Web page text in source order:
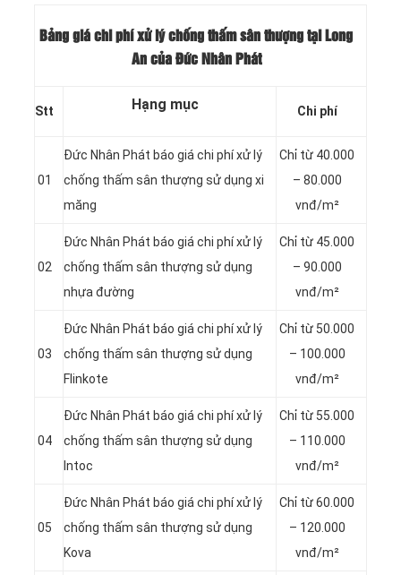
Bảng giá chi phí xử lý chống thấm sân thượng tại Long
An của Đức Nhân Phát
Stt Hạng mục Chi phí
01
Đức Nhân Phát báo giá chi phí xử lý
chống thấm sân thượng sử dụng xi
măng
Chỉ từ 40.000
– 80.000
vnđ/m²
02
Đức Nhân Phát báo giá chi phí xử lý
chống thấm sân thượng sử dụng
nhựa đường
Chỉ từ 45.000
– 90.000
vnđ/m²
03
Đức Nhân Phát báo giá chi phí xử lý
chống thấm sân thượng sử dụng
Flinkote
Chỉ từ 50.000
– 100.000
vnđ/m²
04
Đức Nhân Phát báo giá chi phí xử lý
chống thấm sân thượng sử dụng
Intoc
Chỉ từ 55.000
– 110.000
vnđ/m²
05
Đức Nhân Phát báo giá chi phí xử lý
chống thấm sân thượng sử dụng
Kova
Chỉ từ 60.000
– 120.000
vnđ/m²